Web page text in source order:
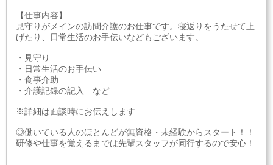
【仕事内容】
見守りがメインの訪問介護のお仕事です。寝返りをうたせて上
げたり、日常生活のお手伝いなどもございます。
・見守り
・日常生活のお手伝い
・食事介助
・介護記録の記入 など
※詳細は面談時にお伝えします
◎働いている人のほとんどが無資格・未経験からスタート！！
研修や仕事を覚えるまでは先輩スタッフが同行するので安心！